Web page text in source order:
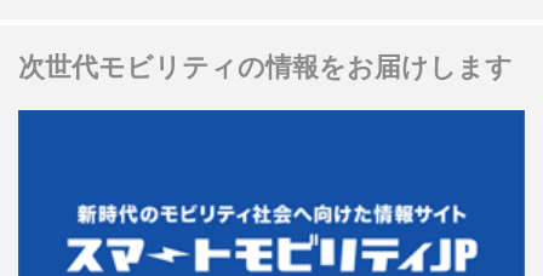
次世代モビリティの情報をお届けします